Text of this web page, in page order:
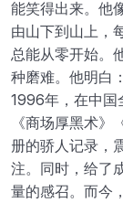
能笑得出来。他
由山下到山上，
总能从零开始。
种磨难。他明白
1996年，在中国
《商场厚黑术
册的骄人记录，
注。同时，给了
量的感召。而今